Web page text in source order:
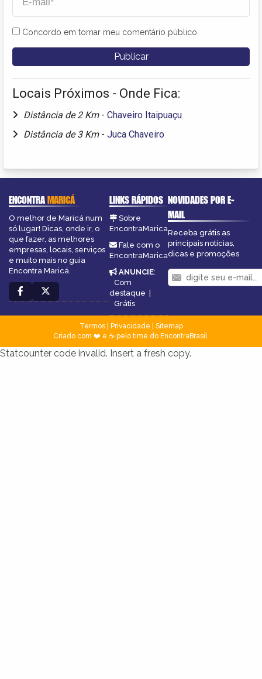
Concordo em tornar meu comentário público
Locais Próximos - Onde Fica:
Distância de 2 Km - Chaveiro Itaipuaçu
Distância de 3 Km - Juca Chaveiro
ENCONTRAMARICÁ
O melhor de Maricá num
só lugar! Dicas, onde ir, o
que fazer, as melhores
empresas, locais, serviços
e muito mais no guia
Encontra Maricá.
LINKS RÁPIDOS
Sobre
EncontraMarica
Fale com o
EncontraMarica
ANUNCIE:
Com
destaque
Grátis
NOVIDADES POR E-
MAIL
Receba grátis as
principais notícias,
dicas e promoções
Termos| Privacidade
Sitemap
Criado com ❤️ e ☕ pelo time do EncontraBrasil
Statcounter code invalid. Insert a fresh copy.